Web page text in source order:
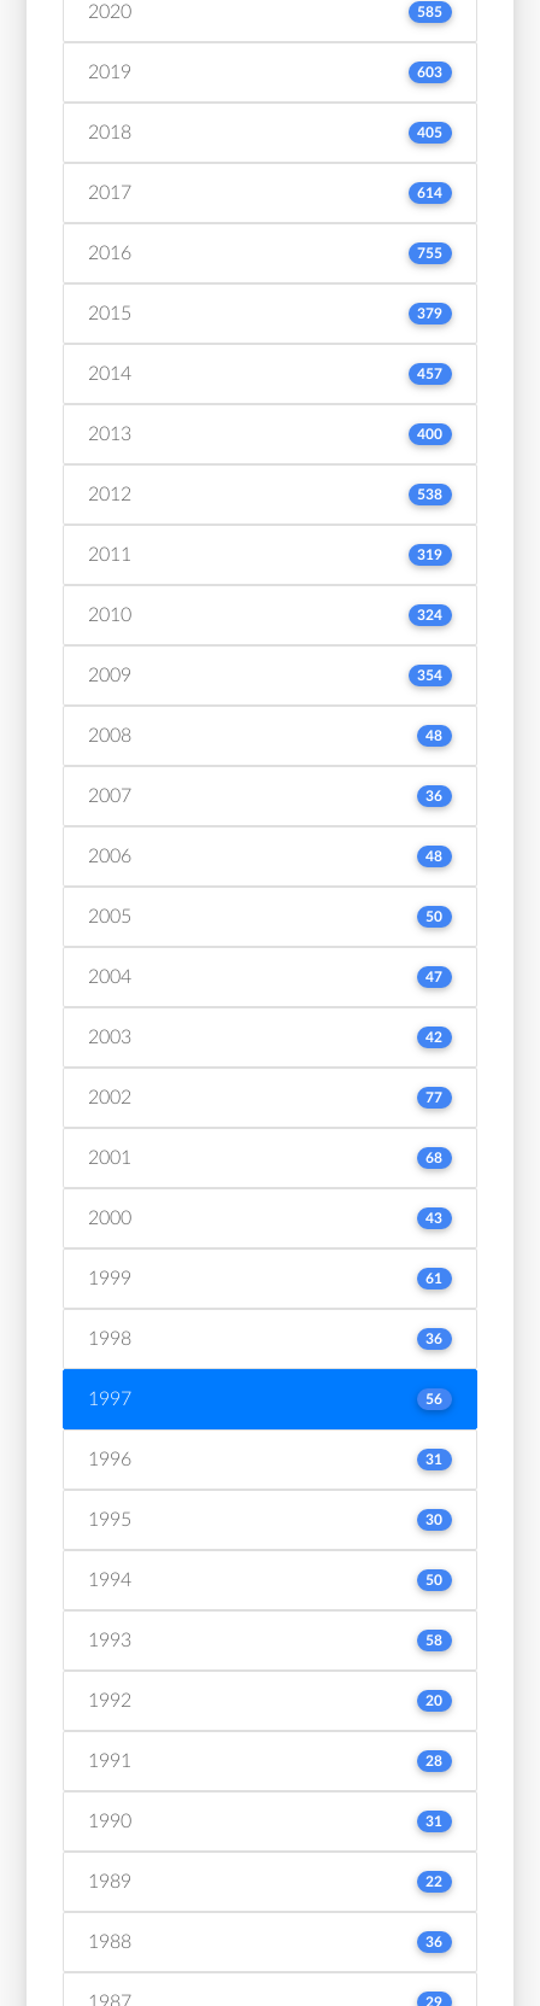
2020 585
2019 603
2018 405
2017 614
2016 755
2015 379
2014 457
2013 400
2012 538
2011 319
2010 324
2009 354
2008 48
2007 36
2006 48
2005 50
2004 47
2003 42
2002 77
2001 68
2000 43
1999 61
1998 36
1997 56
1996 31
1995 30
1994 50
1993 58
1992 20
1991 28
1990 31
1989 22
1988 36
1987 29